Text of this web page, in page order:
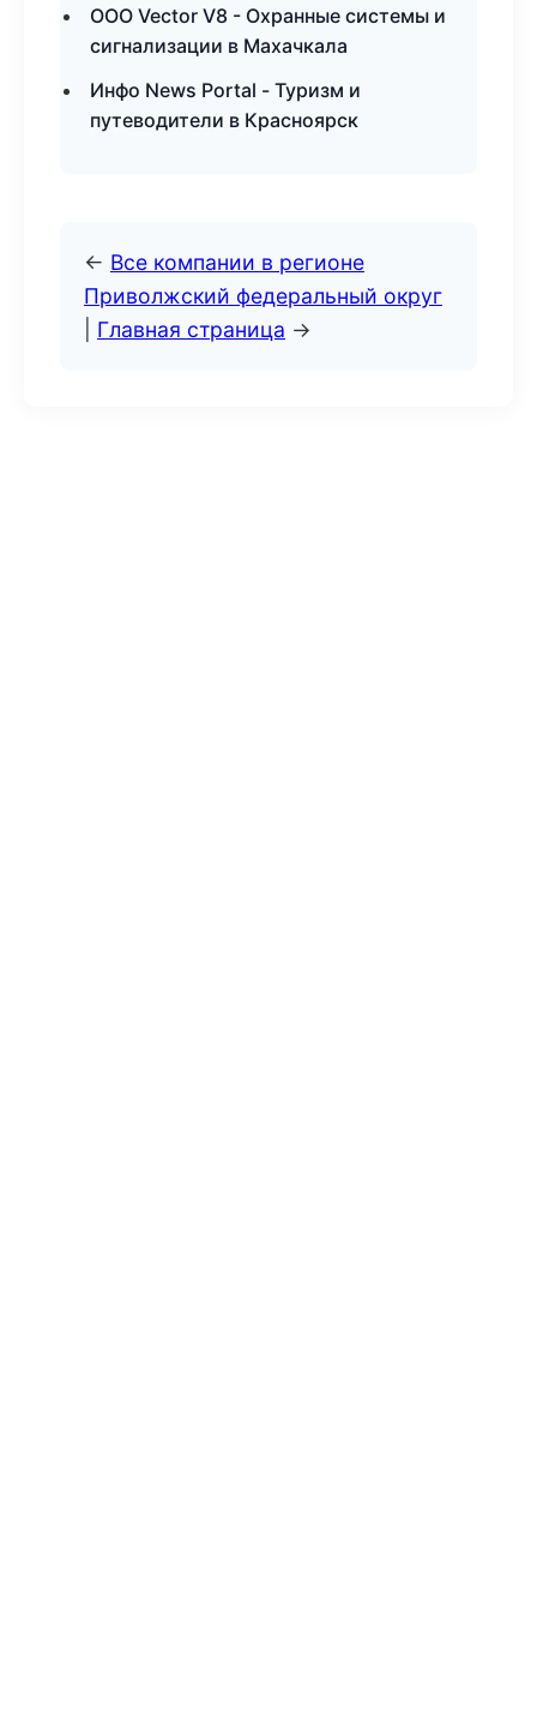
ООО Vector V8 - Охранные системы и
сигнализации в Махачкала
Инфо News Portal - Туризм и
путеводители в Красноярск
← Все компании в регионе
Приволжский федеральный округ
Главная страница →